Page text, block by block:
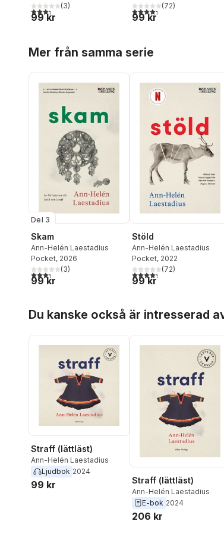
3,3utav 5 stjärnor. Totalt antal röster:
(3)
99 kr
4,3utav 5 stjärnor. Totalt
(72)
99 kr
Mer från samma serie
Del 3
Skam
Ann-Helén Laestadius
Pocket, 2026
3,3utav 5 stjärnor. Totalt antal röster:
(3)
99 kr
Stöld
Ann-Helén Laestadius
Pocket, 2022
4,3utav 5 stjärnor. Totalt
(72)
99 kr
Du kanske också är intresserad
Straff (lättläst)
Ann-Helén Laestadius
Ljudbok 2024
99 kr Straff (lättläst)
Ann-Helén Laestadius
E-bok 2024
206 kr